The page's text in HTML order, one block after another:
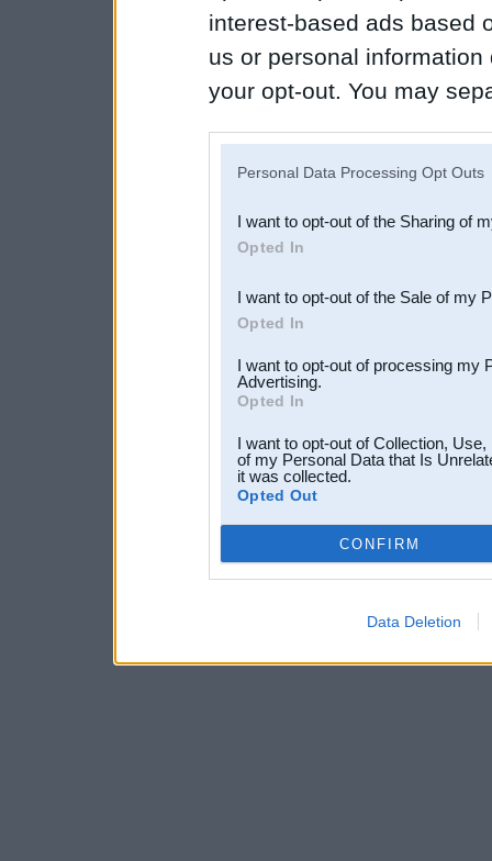
interest-based ads based
us or personal
your opt-out. You may
Downstream Participants
third parties.
Personal Data Processing Opt Outs
I want to opt-out of the Sharing of
Opted In
I want to opt-out of the Sale of my
Opted In
I want to opt-out of processing my
Advertising.
Opted In
I want to opt-out of Collection,
of my Personal Data that Is
it was collected.
Opted Out
CONFIRM
Data Deletion